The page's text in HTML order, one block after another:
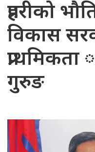
प्रहरीको
विकास
प्राथमिकता
गुरुङ